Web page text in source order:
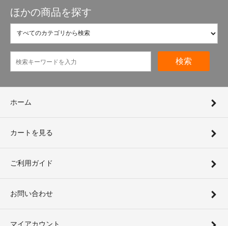
ほかの商品を探す
検索
ホーム
カートを見る
ご利用ガイド
お問い合わせ
マイアカウント